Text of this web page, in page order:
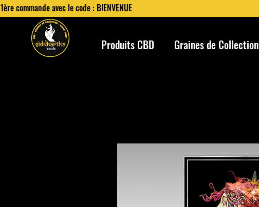
commande avec le code : BIENVENUE
Produits CBD Graines de Collection